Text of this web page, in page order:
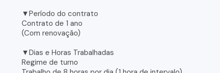
▼Período do contrato
Contrato de 1 ano
(Com renovação)
▼Dias e Horas Trabalhadas
Regime de turno